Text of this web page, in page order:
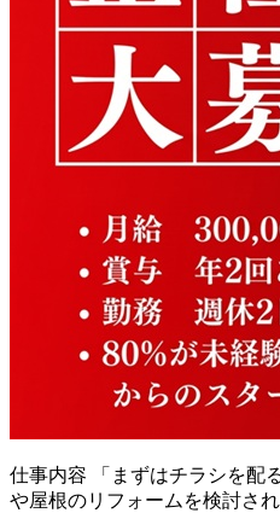
仕事内容
「まずはチラシを配
や屋根のリフォームを検討さ